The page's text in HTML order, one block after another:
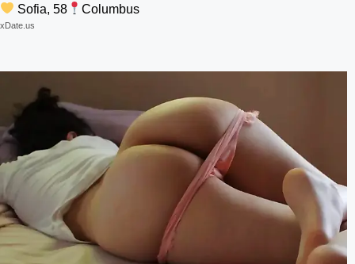
Sofia, 58 Columbus
xDate.us